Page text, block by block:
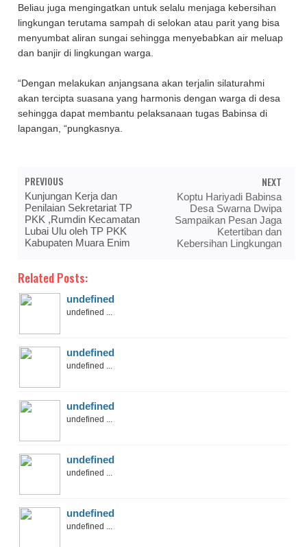
Beliau juga mengingatkan untuk selalu menjaga kebersihan
lingkungan terutama sampah di selokan atau parit yang bisa
menyumbat aliran sungai sehingga menyebabkan air meluap
dan banjir di lingkungan warga.
“Dengan melakukan anjangsana akan terjalin silaturahmi
akan tercipta suasana yang harmonis dengan warga di desa
sehingga dapat membantu pelaksanaan tugas Babinsa di
lapangan, “pungkasnya.
PREVIOUS
Kunjungan Kerja dan
Penilaian Sekretariat TP
PKK ,Rumdin Kecamatan
Lubai Ulu oleh TP PKK
Kabupaten Muara Enim
NEXT
Koptu Hariyadi Babinsa
Desa Swarna Dwipa
Sampaikan Pesan Jaga
Ketertiban dan
Kebersihan Lingkungan
Related Posts:
undefined
undefined ...
undefined
undefined ...
undefined
undefined ...
undefined
undefined ...
undefined
undefined ...